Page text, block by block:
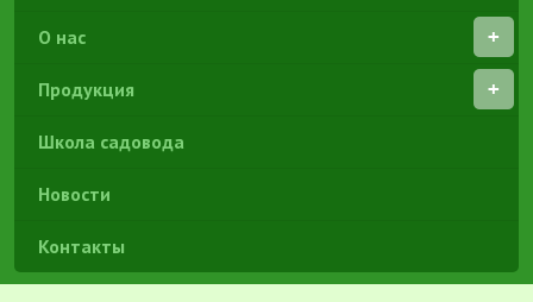
О нас
Продукция
Школа садовода
Новости
Контакты